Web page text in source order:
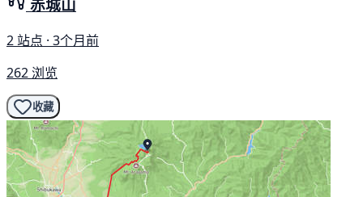
赤城山
2 站点 · 3个月前
262 浏览
收藏